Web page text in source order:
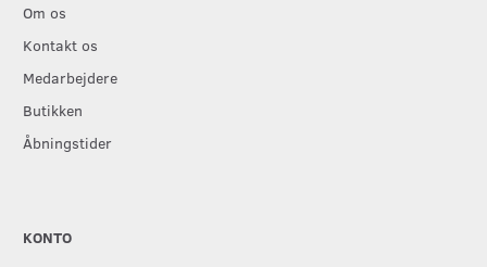
Om os
Kontakt os
Medarbejdere
Butikken
Åbningstider
KONTO